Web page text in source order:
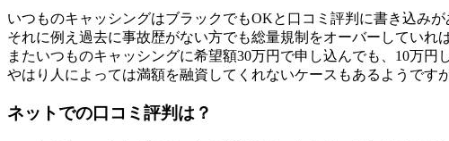
いつものキャッシングはブラックでもOKと口コミ評判に書き込み
それに例え過去に事故歴がない方でも総量規制をオーバーしていれ
またいつものキャッシングに希望額30万円で申し込んでも、10万
やはり人によっては満額を融資してくれないケースもあるようです
ネットでの口コミ評判は？